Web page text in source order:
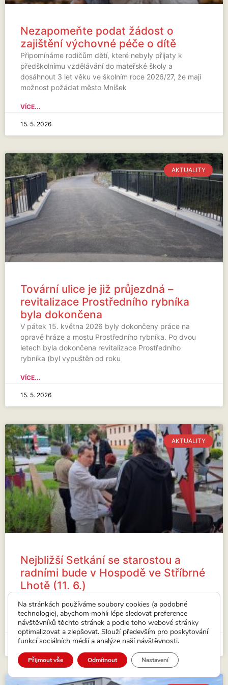
Nezapomeňte podat žádost o
zajištění výchovné péče o dítě
Připomínáme rodičům dětí, které nebyly přijaty k
předškolnímu vzdělávání do mateřské školy a
dosáhnout 3 let věku ve školním roce 2026/27, že mají
možnost požádat město Mníšek
VÍCE...
15. 5. 2026
AKTUALITY
Tovární ulice je již průjezdná –
revitalizace Prostředního rybníka
byla dokončena
V pátek 15. května 2026 byly dokončeny práce na
opravě hráze a mostu Prostředního rybníka. Po dvou
letech byla dokončena revitalizace Prostředního
rybníka (byl vypuštěn od roku
VÍCE...
15. 5. 2026
AKTUALITY
Nejbližší Setkání se starostou a
radními bude v Hospodě ve Stříbrné
Lhotě (11. 6.)
Stříbrné Lhotě.
VÍCE...
15. 5. 2026
Na stránkách používáme soubory cookies (a podobné
technologie), abychom mohli lépe sledovat preference
návštěvníků těchto stránek a podle toho webové stránky
optimalizovat a zlepšovat. Slouží především pro poskytování
funkcí sociálních médií a analýze naší návštěvnosti.
Přijmout vše Odmítnout Nastavení